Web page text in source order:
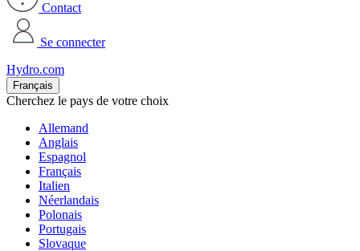
Contact
Se connecter
Hydro.com
Français
Cherchez le pays de votre choix
Allemand
Anglais
Espagnol
Français
Italien
Néerlandais
Polonais
Portugais
Slovaque